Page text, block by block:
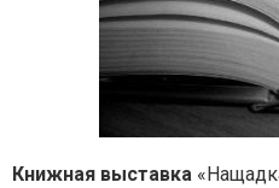
Книжная выставка